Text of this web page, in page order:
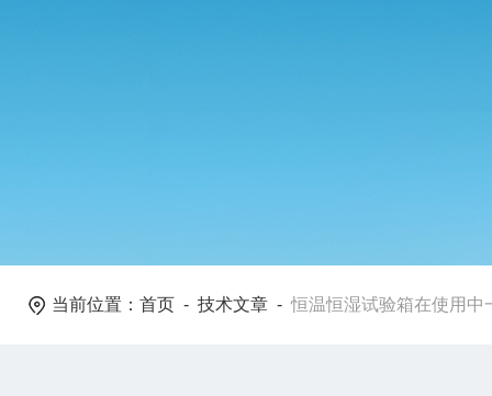
当前位置： 首页 - 技术文章 -恒温恒湿试验箱在使用中